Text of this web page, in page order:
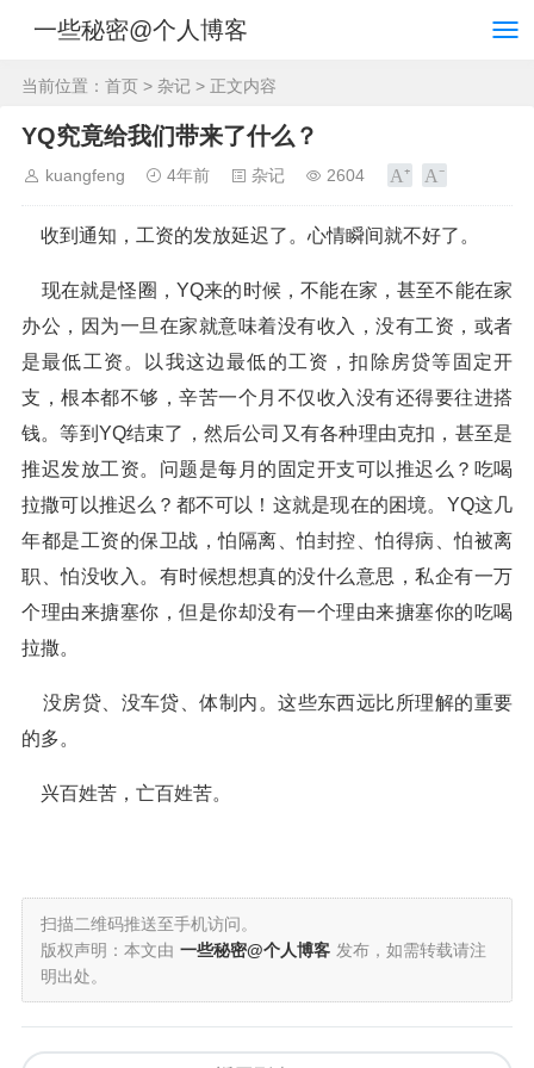
一些秘密@个人博客
当前位置： 首页 > 杂记 > 正文内容
YQ究竟给我们带来了什么？
kuangfeng 4年前 杂记 2604
收到通知，工资的发放延迟了。心情瞬间就不好了。
现在就是怪圈，YQ来的时候，不能在家，甚至不能在家
办公，因为一旦在家就意味着没有收入，没有工资，或者
是最低工资。以我这边最低的工资，扣除房贷等固定开
支，根本都不够，辛苦一个月不仅收入没有还得要往进搭
钱。等到YQ结束了，然后公司又有各种理由克扣，甚至是
推迟发放工资。问题是每月的固定开支可以推迟么？吃喝
拉撒可以推迟么？都不可以！这就是现在的困境。YQ这几
年都是工资的保卫战，怕隔离、怕封控、怕得病、怕被离
职、怕没收入。有时候想想真的没什么意思，私企有一万
个理由来搪塞你，但是你却没有一个理由来搪塞你的吃喝
拉撒。
没房贷、没车贷、体制内。这些东西远比所理解的重要
的多。
兴百姓苦，亡百姓苦。
扫描二维码推送至手机访问。
版权声明：本文由 一些秘密@个人博客 发布，如需转载请注
明出处。